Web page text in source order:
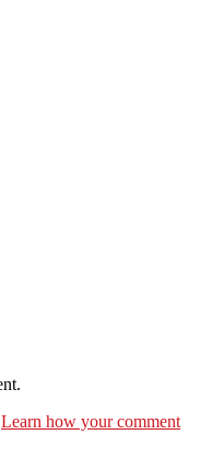
Learn how your comment